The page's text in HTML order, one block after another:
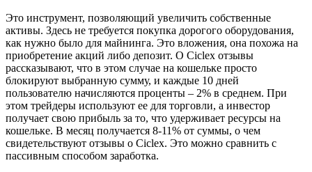
Это инструмент, позволяющий увеличить собственные
активы. Здесь не требуется покупка дорогого оборудования,
как нужно было для майнинга. Это вложения, она похожа на
приобретение акций либо депозит. О Ciclex отзывы
рассказывают, что в этом случае на кошельке просто
блокируют выбранную сумму, и каждые 10 дней
пользователю начисляются проценты – 2% в среднем. При
этом трейдеры используют ее для торговли, а инвестор
получает свою прибыль за то, что удерживает ресурсы на
кошельке. В месяц получается 8-11% от суммы, о чем
свидетельствуют отзывы о Ciclex. Это можно сравнить с
пассивным способом заработка.